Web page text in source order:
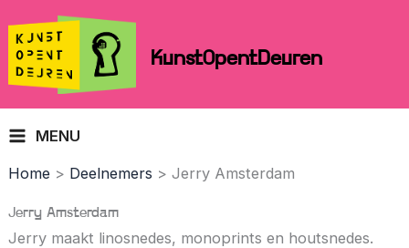
content
KunstOpentDeuren
MENU
Home Deelnemers Jerry Amsterdam
Jerry Amsterdam
Jerry maakt linosnedes, monoprints en houtsnedes.